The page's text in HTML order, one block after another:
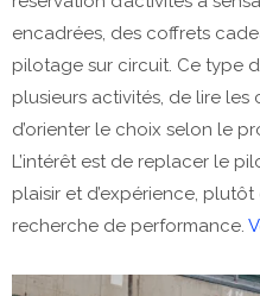
encadrées, des coffrets
pilotage sur circuit. Ce type
plusieurs activités, de lire
d’orienter le choix selon le
L’intérêt est de replacer le
plaisir et d’expérience,
recherche de performance.